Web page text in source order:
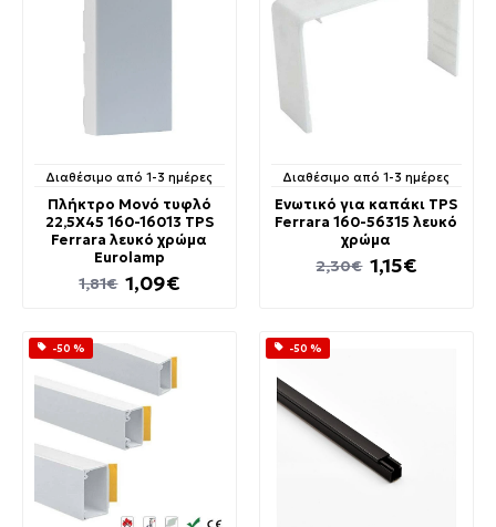
Διαθέσιμο από 1-3 ημέρες
Πλήκτρο Μονό τυφλό
22,5Χ45 160-16013 TPS
Ferrara λευκό χρώμα
Eurolamp
1,09€
1,81€
Διαθέσιμο από 1-3 ημέρες
Ενωτικό για καπάκι TPS
Ferrara 160-56315 λευκό
χρώμα
1,15€
2,30€
-50 % -50 %